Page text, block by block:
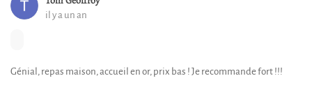
il y a un an
Génial, repas maison, accueil en or, prix bas ! Je recommande fort !!!